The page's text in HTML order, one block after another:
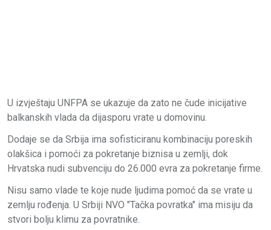
U izvještaju UNFPA se ukazuje da zato ne čude inicijative
balkanskih vlada da dijasporu vrate u domovinu.
Dodaje se da Srbija ima sofisticiranu kombinaciju poreskih
olakšica i pomoći za pokretanje biznisa u zemlji, dok
Hrvatska nudi subvenciju do 26.000 evra za pokretanje firme.
Nisu samo vlade te koje nude ljudima pomoć da se vrate u
zemlju rođenja. U Srbiji NVO "Tačka povratka" ima misiju da
stvori bolju klimu za povratnike.